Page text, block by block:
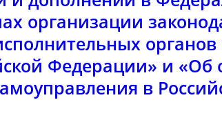
организации
органов
Федерации» и
в